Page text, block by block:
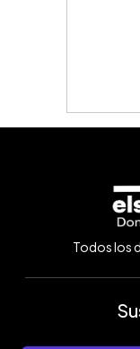
Todos los